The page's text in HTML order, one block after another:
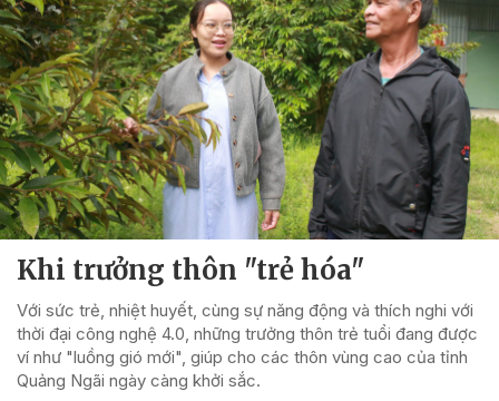
Khi trưởng thôn "trẻ hóa"
Với sức trẻ, nhiệt huyết, cùng sự năng động và thích nghi với
thời đại công nghệ 4.0, những trưởng thôn trẻ tuổi đang được
ví như "luồng gió mới", giúp cho các thôn vùng cao của tỉnh
Quảng Ngãi ngày càng khởi sắc.